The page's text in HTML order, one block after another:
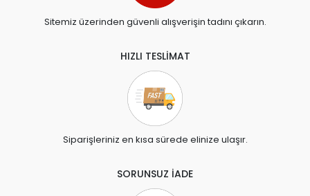
Sitemiz üzerinden güvenli alışverişin tadını çıkarın.
HIZLI TESLİMAT
Siparişleriniz en kısa sürede elinize ulaşır.
SORUNSUZ İADE